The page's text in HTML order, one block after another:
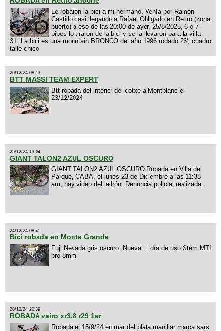
Le robaron la bici a mi hermano. Venía por Ramón
Castillo casi llegando a Rafael Obligado en Retiro (zona
puerto) a eso de las 20:00 de ayer, 25/8/2025, 6 o 7
pibes lo tiraron de la bici y se la llevaron para la villa
31. La bici es una mountain BRONCO del año 1996 rodado 26', cuadro
talle chico
26/12/24 08:13
BTT MASSI TEAM EXPERT
Btt robada del interior del cotxe a Montblanc el
23/12/2024
25/12/24 13:04
GIANT TALON2 AZUL OSCURO
GIANT TALON2 AZUL OSCURO Robada en Villa del
Parque, CABA, el lunes 23 de Diciembre a las 11:38
am, hay video del ladrón. Denuncia policial realizada.
24/12/24 08:41
Bici robada en Monte Grande
Fuji Nevada gris oscuro. Nueva. 1 día de uso Stem MTI
pro 8mm
28/10/24 20:39
ROBADA vairo xr3.8 r29 1er
Robada el 15/9/24 en mar del plata manillar marca sars